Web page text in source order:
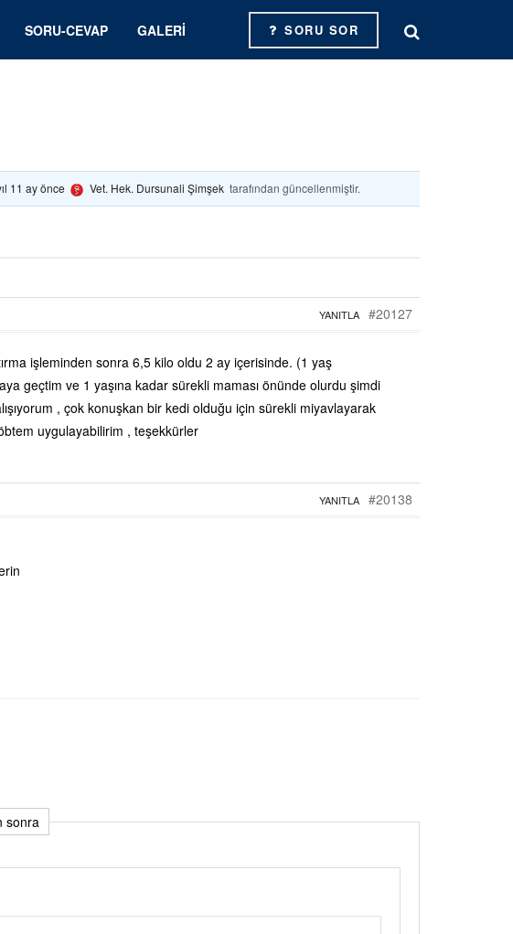
SORU-CEVAP GALERI SORU SOR
11 ay önce Vet. Hek. Dursunali Şimşek tarafından güncellenmiştir.
#20127
YANITLA
işleminden sonra 6,5 kilo oldu 2 ay içerisinde. (1 yaş
geçtim ve 1 yaşına kadar sürekli maması önünde olurdu şimdi
, çok konuşkan bir kedi olduğu için sürekli miyavlayarak
uygulayabilirim , teşekkürler
#20138
YANITLA
sonra